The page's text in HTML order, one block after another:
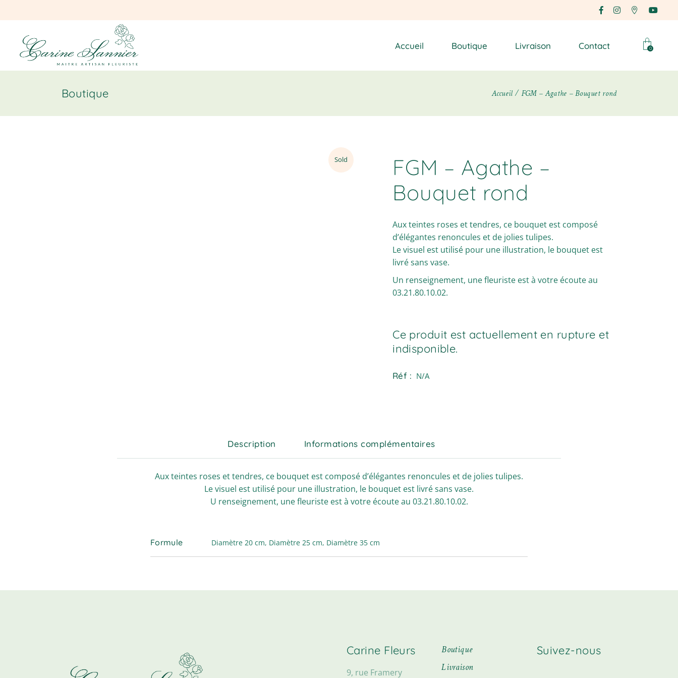
Accueil Boutique Livraison Contact 0
Boutique Accueil FGM – Agathe – Bouquet rond
Sold
FGM – Agathe –
Bouquet rond
Aux teintes roses et tendres, ce bouquet est composé
d’élégantes renoncules et de jolies tulipes.
Le visuel est utilisé pour une illustration, le bouquet est
livré sans vase.
Un renseignement, une fleuriste est à votre écoute au
03.21.80.10.02.
Ce produit est actuellement en rupture et
indisponible.
Réf : N/A
Description Informations complémentaires
Aux teintes roses et tendres, ce bouquet est composé d’élégantes renoncules et de jolies tulipes.
Le visuel est utilisé pour une illustration, le bouquet est livré sans vase.
U renseignement, une fleuriste est à votre écoute au 03.21.80.10.02.
Formule Diamètre 20 cm, Diamètre 25 cm, Diamètre 35 cm
Carine Fleurs
9, rue Framery
Boutique
Livraison
Suivez-nous